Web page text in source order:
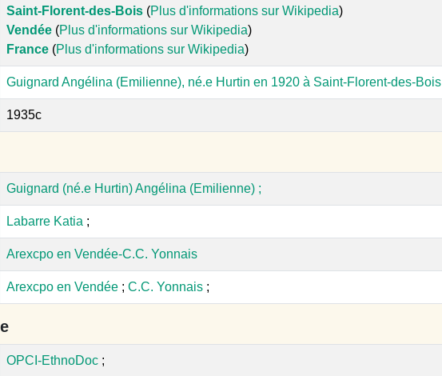
Saint-Florent-des-Bois (Plus d'informations sur Wikipedia)
Vendée (Plus d'informations sur Wikipedia)
France (Plus d'informations sur Wikipedia)
Guignard Angélina (Emilienne), né.e Hurtin en 1920 à Saint-Florent-des-Bois
1935c
Guignard (né.e Hurtin) Angélina (Emilienne) ;
Labarre Katia ;
Arexcpo en Vendée-C.C. Yonnais
Arexcpo en Vendée ; C.C. Yonnais ;
OPCI-EthnoDoc ;